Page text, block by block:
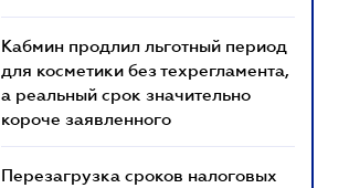
Кабмин продлил льготный период
для косметики без техрегламента,
а реальный срок значительно
короче заявленного
Перезагрузка сроков налоговых